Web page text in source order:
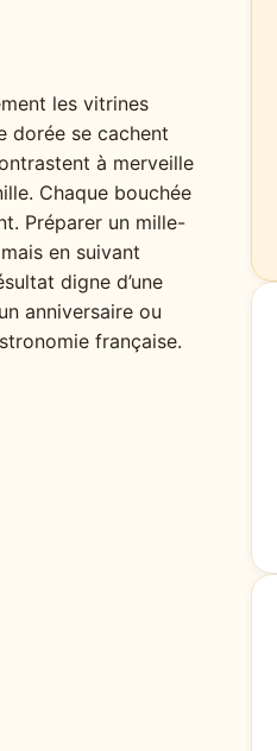
les vitrines
dorée se cachent
à merveille
Chaque bouchée
Préparer un mille-
en suivant
digne d’une
anniversaire ou
française.